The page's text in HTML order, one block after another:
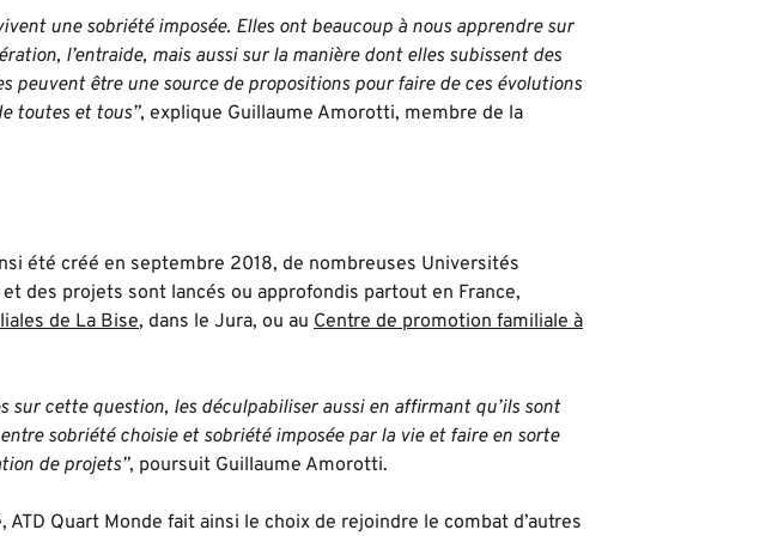
une sobriété imposée. Elles ont beaucoup à nous apprendre sur
l’entraide, mais aussi sur la manière dont elles subissent des
peuvent être une source de propositions pour faire de ces évolutions
toutes et tous”, explique Guillaume Amorotti, membre de la
été créé en septembre 2018, de nombreuses Universités
des projets sont lancés ou approfondis partout en France,
de La Bise, dans le Jura, ou au Centre de promotion familiale à
sur cette question, les déculpabiliser aussi en affirmant qu’ils sont
sobriété choisie et sobriété imposée par la vie et faire en sorte
de projets”, poursuit Guillaume Amorotti.
Quart Monde fait ainsi le choix de rejoindre le combat d’autres